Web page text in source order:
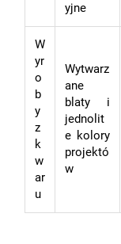
yjne
W
yr
o
b
y
z
k
w
ar
u
Wytwarz
ane
blaty i
jednolit
e kolory
projektó
w